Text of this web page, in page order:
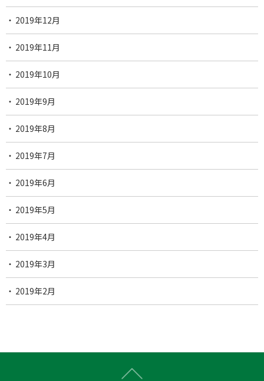
2019年12月
2019年11月
2019年10月
2019年9月
2019年8月
2019年7月
2019年6月
2019年5月
2019年4月
2019年3月
2019年2月